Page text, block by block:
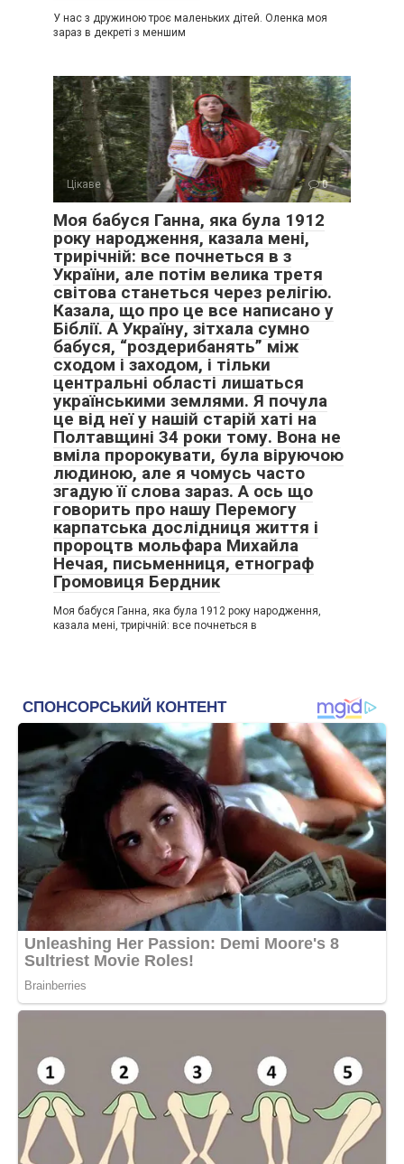
У нас з дружиною троє маленьких дітей. Оленка моя
зараз в декреті з меншим
Цікаве 0
Моя бабуся Ганна, яка була 1912
року народження, казала мені,
трирічній: все почнеться в з
України, але потім велика третя
світова станеться через релігію.
Казала, що про це все написано у
Біблії. А Україну, зітхала сумно
бабуся, “роздерибанять” між
сходом і заходом, і тільки
центральні області лишаться
українськими землями. Я почула
це від неї у нашій старій хаті на
Полтавщині 34 роки тому. Вона не
вміла пророкувати, була віруючою
людиною, але я чомусь часто
згадую її слова зараз. А ось що
говорить про нашу Перемогу
карпатська дослідниця життя і
пророцтв мольфара Михайла
Нечая, письменниця, етнограф
Громовиця Бердник
Моя бабуся Ганна, яка була 1912 року народження,
казала мені, трирічній: все почнеться в